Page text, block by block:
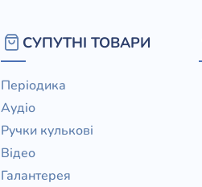
СУПУТНІ ТОВАРИ
Періодика
Аудіо
Ручки кулькові
Відео
Галантерея